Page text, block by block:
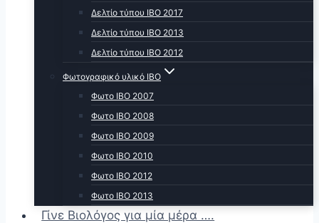
Δελτίο τύπου ΙΒΟ 2017
Δελτίο τύπου ΙΒΟ 2013
Δελτίο τύπου ΙΒΟ 2012
Φωτογραφικό υλικό ΙΒΟ
Φωτο ΙΒΟ 2007
Φωτο IBO 2008
Φωτο ΙΒΟ 2009
Φωτο ΙΒΟ 2010
Φωτο ΙΒΟ 2012
Φωτο ΙΒΟ 2013
Γίνε Βιολόγος για μία μέρα ….